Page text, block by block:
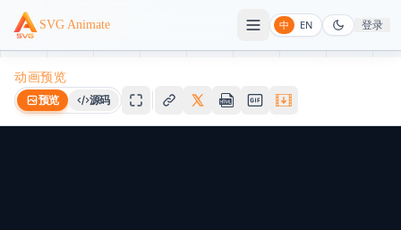
SVG Animate 中 EN 登录
动画预览
预览 源码